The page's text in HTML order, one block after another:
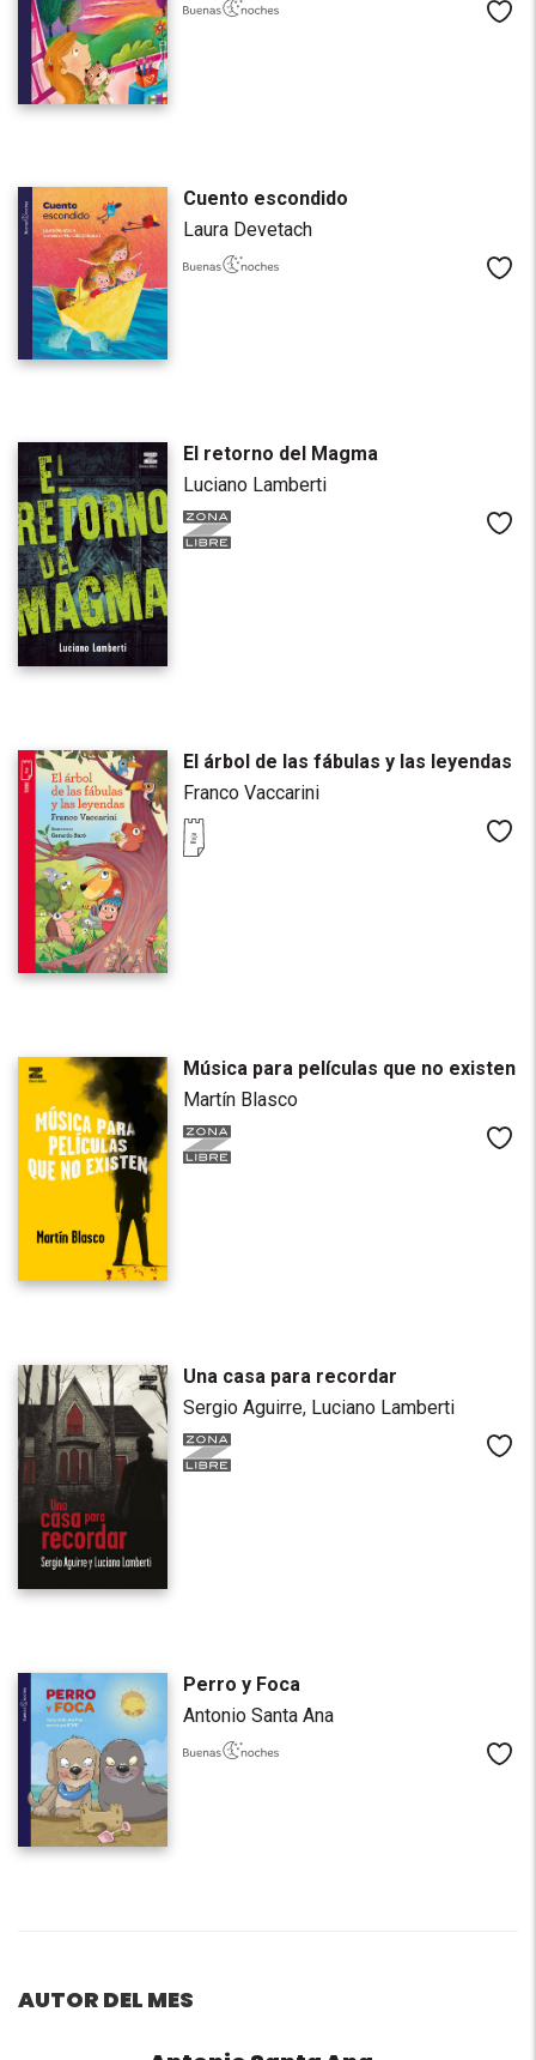
Cuento escondido
Laura Devetach
El retorno del Magma
Luciano Lamberti
El árbol de las fábulas y las leyendas
Franco Vaccarini
Música para películas que no existen
Martín Blasco
Una casa para recordar
Sergio Aguirre, Luciano Lamberti
Perro y Foca
Antonio Santa Ana
AUTOR DEL MES